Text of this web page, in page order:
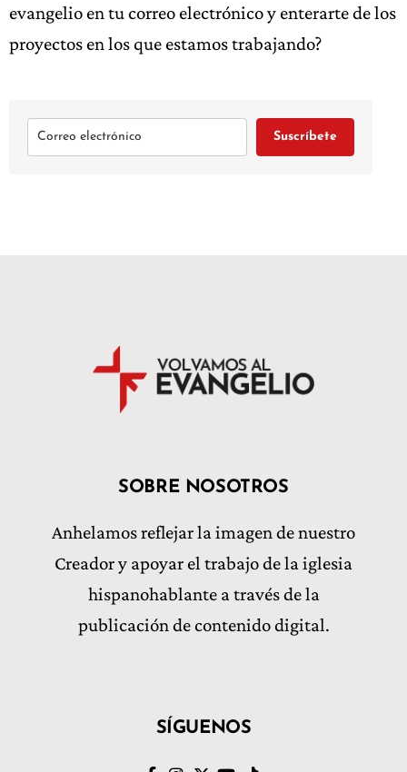
evangelio en tu correo electrónico y enterarte de los
proyectos en los que estamos trabajando?
Suscríbete
SOBRE NOSOTROS
Anhelamos reflejar la imagen de nuestro
Creador y apoyar el trabajo de la iglesia
hispanohablante a través de la
publicación de contenido digital.
SÍGUENOS